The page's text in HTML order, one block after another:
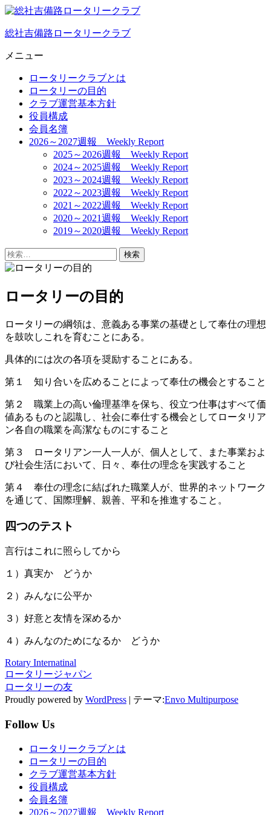
総社吉備路ロータリークラブ
メニュー
ロータリークラブとは
ロータリーの目的
クラブ運営基本方針
役員構成
会員名簿
2026～2027週報 Weekly Report
2025～2026週報 Weekly Report
2024～2025週報 Weekly Report
2023～2024週報 Weekly Report
2022～2023週報 Weekly Report
2021～2022週報 Weekly Report
2020～2021週報 Weekly Report
2019～2020週報 Weekly Report
検
索:
ロータリーの目的
ロータリーの綱領は、意義ある事業の基礎として奉仕の理想
を鼓吹しこれを育むことにある。
具体的には次の各項を奨励することにある。
第１ 知り合いを広めることによって奉仕の機会とすること
第２ 職業上の高い倫理基準を保ち、役立つ仕事はすべて価
値あるものと認識し、社会に奉仕する機会としてロータリア
ン各自の職業を高潔なものにすること
第３ ロータリアン一人一人が、個人として、また事業およ
び社会生活において、日々、奉仕の理念を実践すること
第４ 奉仕の理念に結ばれた職業人が、世界的ネットワーク
を通じて、国際理解、親善、平和を推進すること。
四つのテスト
言行はこれに照らしてから
１）真実か どうか
２）みんなに公平か
３）好意と友情を深めるか
４）みんなのためになるか どうか
Rotary Internatinal
ロータリージャパン
ロータリーの友
Proudly powered by WordPress | テーマ:Envo Multipurpose
Follow Us
ロータリークラブとは
ロータリーの目的
クラブ運営基本方針
役員構成
会員名簿
2026～2027週報 Weekly Report